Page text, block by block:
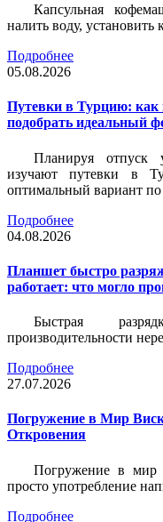
Капсульная
налить воду,
Подробнее
05.08.2026
Путевки в Турцию:
подобрать идеальный
Планируя отпуск
изучают путевки в
оптимальный вариант
Подробнее
04.08.2026
Планшет быстро
работает: что могло
Быстрая
производительности
Подробнее
27.07.2026
Погружение в Мир
Откровения
Погружение в мир
просто употребление
Подробнее